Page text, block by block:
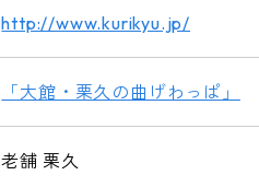
http://www.kurikyu.jp/
「大館・栗久の曲げわっぱ」
老舗 栗久